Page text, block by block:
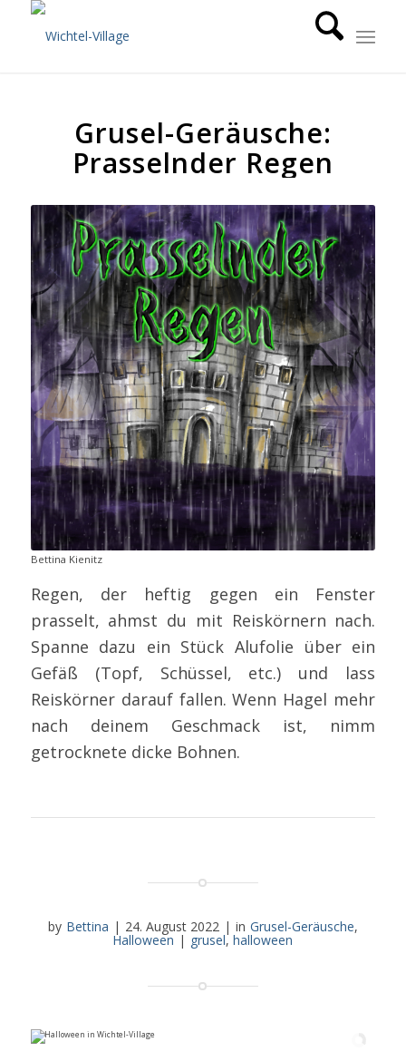
Grusel-Geräusche:
Prasselnder Regen
Bettina Kienitz
Regen, der heftig gegen ein Fenster
prasselt, ahmst du mit Reiskörnern nach.
Spanne dazu ein Stück Alufolie über ein
Gefäß (Topf, Schüssel, etc.) und lass
Reiskörner darauf fallen. Wenn Hagel mehr
nach deinem Geschmack ist, nimm
getrocknete dicke Bohnen.
by Bettina | 24. August 2022 | in Grusel-Geräusche,
Halloween | grusel,halloween